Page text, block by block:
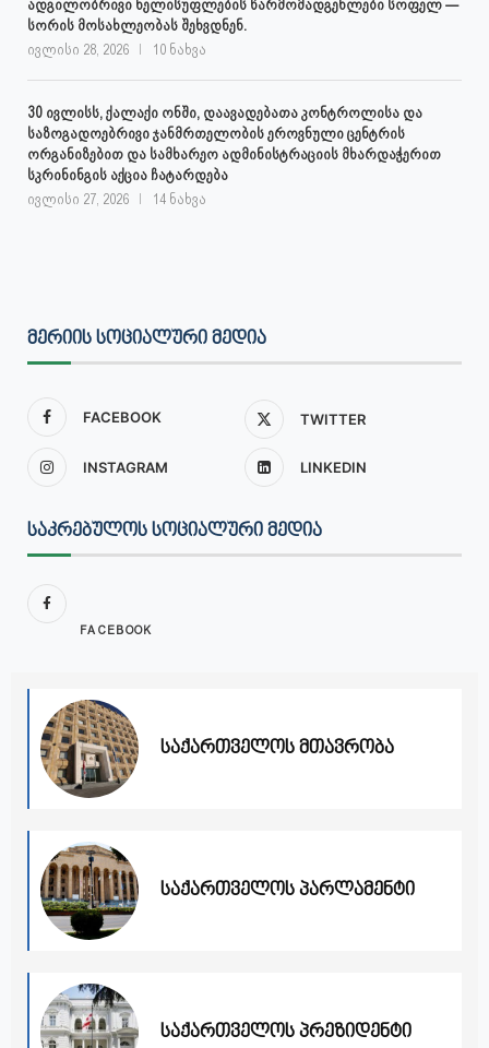
ადგილობრივი ხელისუფლების წარმომადგენლები სოფელ —
სორის მოსახლეობას შეხვდნენ.
ივლისი 28, 2026 10 ნახვა
30 ივლისს, ქალაქი ონში, დაავადებათა კონტროლისა და
საზოგადოებრივი ჯანმრთელობის ეროვნული ცენტრის
ორგანიზებით და სამხარეო ადმინისტრაციის მხარდაჭერით
სკრინინგის აქცია ჩატარდება
ივლისი 27, 2026 14 ნახვა
ᲛᲔᲠᲘᲘᲡ ᲡᲝᲪᲘᲐᲚᲣᲠᲘ ᲛᲔᲓᲘᲐ
FACEBOOK TWITTER
INSTAGRAM LINKEDIN
ᲡᲐᲙᲠᲔᲑᲣᲚᲝᲡ ᲡᲝᲪᲘᲐᲚᲣᲠᲘ ᲛᲔᲓᲘᲐ
FACEBOOK
საქართველოს მთავრობა
საქართველოს პარლამენტი
საქართველოს პრეზიდენტი